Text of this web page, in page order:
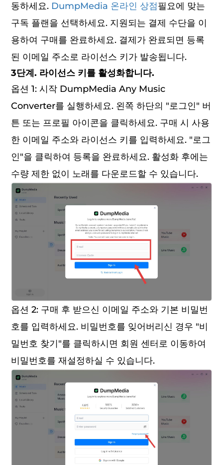
동하세요. DumpMedia 온라인 상점필요에 맞는
구독 플랜을 선택하세요. 지원되는 결제 수단을 이
용하여 구매를 완료하세요. 결제가 완료되면 등록
된 이메일 주소로 라이선스 키가 발송됩니다.
3단계. 라이선스 키를 활성화합니다.
옵션 1: 시작 DumpMedia Any Music
Converter를 실행하세요. 왼쪽 하단의 "로그인" 버
튼 또는 프로필 아이콘을 클릭하세요. 구매 시 사용
한 이메일 주소와 라이선스 키를 입력하세요. "로그
인"을 클릭하여 등록을 완료하세요. 활성화 후에는
수량 제한 없이 노래를 다운로드할 수 있습니다.
옵션 2: 구매 후 받으신 이메일 주소와 기본 비밀번
호를 입력하세요. 비밀번호를 잊어버리신 경우 "비
밀번호 찾기"를 클릭하시면 회원 센터로 이동하여
비밀번호를 재설정하실 수 있습니다.